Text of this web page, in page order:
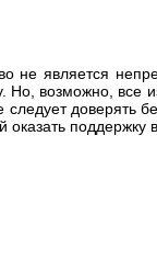
не является
Но, возможно, все
доверять
поддержку